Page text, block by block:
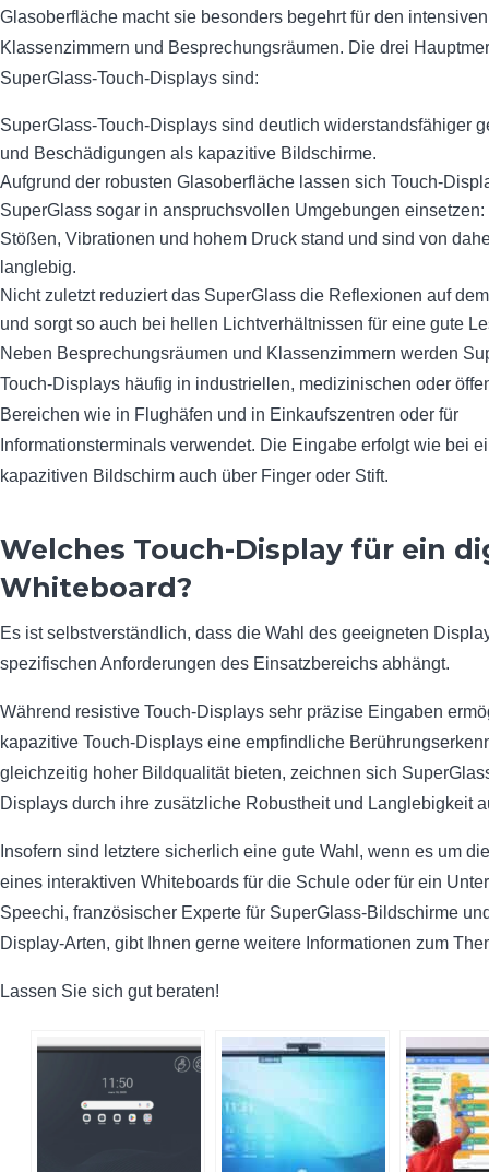
Glasoberfläche macht sie besonders begehrt für den
Klassenzimmern und Besprechungsräumen. Die drei
SuperGlass-Touch-Displays sind:
SuperGlass-Touch-Displays sind deutlich widerstandsfähiger
und Beschädigungen als kapazitive Bildschirme.
Aufgrund der robusten Glasoberfläche lassen sich Touch-
SuperGlass sogar in anspruchsvollen Umgebungen
Stößen, Vibrationen und hohem Druck stand und sind von
langlebig.
Nicht zuletzt reduziert das SuperGlass die Reflexionen auf
und sorgt so auch bei hellen Lichtverhältnissen für eine gute
Neben Besprechungsräumen und Klassenzimmern werden
Touch-Displays häufig in industriellen, medizinischen oder
Bereichen wie in Flughäfen und in Einkaufszentren oder für
Informationsterminals verwendet. Die Eingabe erfolgt wie bei
kapazitiven Bildschirm auch über Finger oder Stift.
Welches Touch-Display für ein
Whiteboard?
Es ist selbstverständlich, dass die Wahl des geeigneten
spezifischen Anforderungen des Einsatzbereichs abhängt.
Während resistive Touch-Displays sehr präzise Eingaben
kapazitive Touch-Displays eine empfindliche
gleichzeitig hoher Bildqualität bieten, zeichnen sich
Displays durch ihre zusätzliche Robustheit und Langlebigkeit
Insofern sind letztere sicherlich eine gute Wahl, wenn es um
eines interaktiven Whiteboards für die Schule oder für ein
Speechi, französischer Experte für SuperGlass-Bildschirme
Display-Arten, gibt Ihnen gerne weitere Informationen zum
Lassen Sie sich gut beraten!